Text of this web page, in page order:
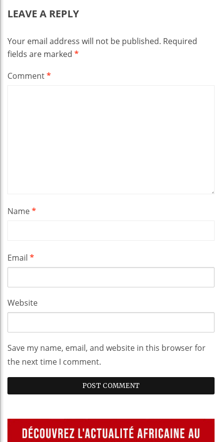
LEAVE A REPLY
Your email address will not be published. Required
fields are marked *
Comment*
Name*
Email *
Website
Save my name, email, and website in this browser for
the next time I comment.